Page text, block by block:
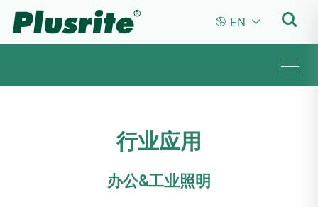
 EN 
行业应用
办公&工业照明